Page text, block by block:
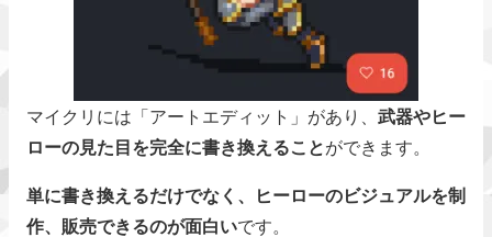
マイクリには「アートエディット」があり、 武器やヒー
ローの見た目を完全に書き換えることができます。
単に書き換えるだけでなく、ヒーローのビジュアルを制
作、販売できるのが面白いです。